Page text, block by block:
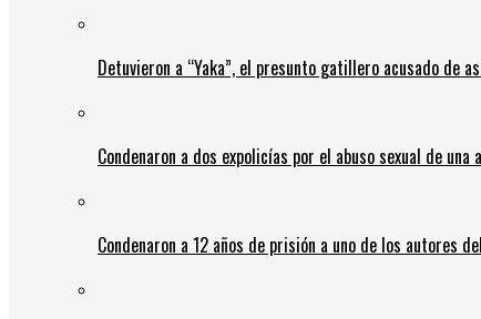
Detuvieron a “Yaka”, el presunto gatillero acusado de
Condenaron a dos expolicías por el abuso sexual de una
Condenaron a 12 años de prisión a uno de los autores